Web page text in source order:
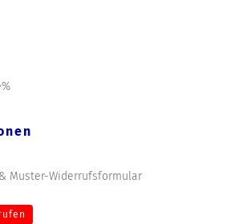
Muster-Widerrufsformular